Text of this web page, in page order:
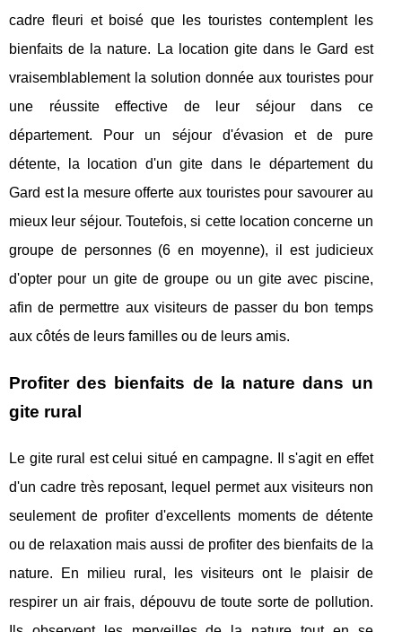
cadre fleuri et boisé que les touristes contemplent les
bienfaits de la nature. La location gite dans le Gard est
vraisemblablement la solution donnée aux touristes pour
une réussite effective de leur séjour dans ce
département. Pour un séjour d'évasion et de pure
détente, la location d'un gite dans le département du
Gard est la mesure offerte aux touristes pour savourer au
mieux leur séjour. Toutefois, si cette location concerne un
groupe de personnes (6 en moyenne), il est judicieux
d'opter pour un gite de groupe ou un gite avec piscine,
afin de permettre aux visiteurs de passer du bon temps
aux côtés de leurs familles ou de leurs amis.
Profiter des bienfaits de la nature dans un
gite rural
Le gite rural est celui situé en campagne. Il s'agit en effet
d'un cadre très reposant, lequel permet aux visiteurs non
seulement de profiter d'excellents moments de détente
ou de relaxation mais aussi de profiter des bienfaits de la
nature. En milieu rural, les visiteurs ont le plaisir de
respirer un air frais, dépouvu de toute sorte de pollution.